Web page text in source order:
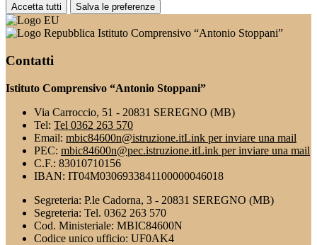
Accetta tutti Salva le preferenze
Istituto Comprensivo “Antonio Stoppani”
Contatti
Istituto Comprensivo “Antonio Stoppani”
Via Carroccio, 51 - 20831 SEREGNO (MB)
Tel: Tel 0362 263 570
Email: mbic84600n@istruzione.itLink per inviare una mail
PEC: mbic84600n@pec.istruzione.itLink per inviare una mail
C.F.: 83010710156
IBAN: IT04M0306933841100000046018
Segreteria: P.le Cadorna, 3 - 20831 SEREGNO (MB)
Segreteria: Tel. 0362 263 570
Cod. Ministeriale: MBIC84600N
Codice unico ufficio: UF0AK4